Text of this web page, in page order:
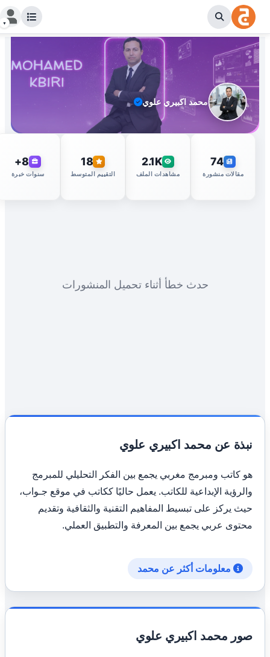
محمد اكبيري علوي
74
مقالات منشورة
2.1K
مشاهدات الملف
18
التقييم المتوسط
8+
سنوات خبرة
نبذة عن محمد اكبيري علوي
هو كاتب ومبرمج مغربي يجمع بين الفكر التحليلي للمبرمج
والرؤية الإبداعية للكاتب. يعمل حاليًا ككاتب في موقع جـواب،
حيث يركز على تبسيط المفاهيم التقنية والثقافية وتقديم
محتوى عربي يجمع بين المعرفة والتطبيق العملي.
معلومات أكثر عن محمد
صور محمد اكبيري علوي
حدث خطأ أثناء تحميل المنشورات